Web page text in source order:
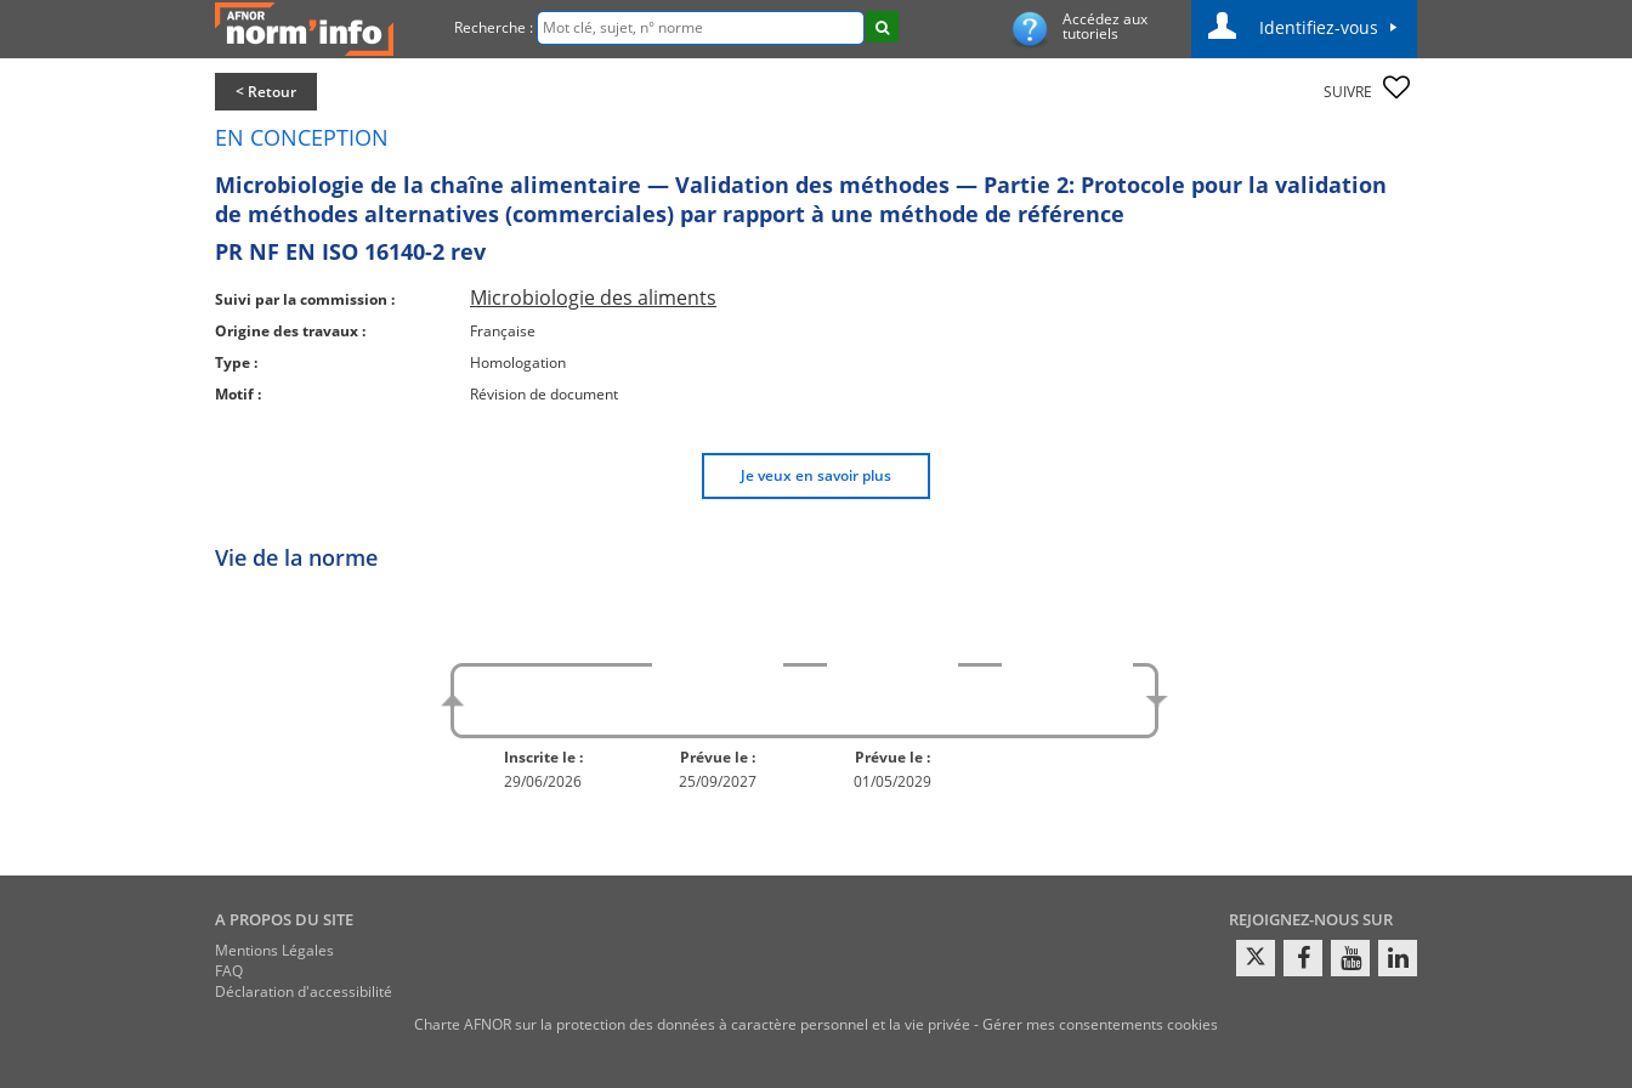
Recherche : Accédez aux
tutoriels Identifiez-vous
< Retour SUIVRE
EN CONCEPTION
Microbiologie de la chaîne alimentaire — Validation des méthodes — Partie 2: Protocole pour la validation
de méthodes alternatives (commerciales) par rapport à une méthode de référence
PR NF EN ISO 16140-2 rev
Suivi par la commission : Microbiologie des aliments
Origine des travaux :
Française
Type :
Homologation
Motif :
Révision de document
Je veux en savoir plus
Vie de la norme
Inscrite le :
29/06/2026
Prévue le :
25/09/2027
Prévue le :
01/05/2029
A PROPOS DU SITE
Mentions Légales
FAQ
Déclaration d'accessibilité
REJOIGNEZ-NOUS SUR
Charte AFNOR sur la protection des données à caractère personnel et la vie privée -Gérer mes consentements cookies